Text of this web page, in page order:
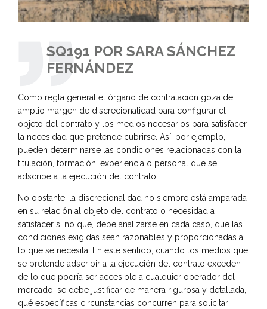
SQ191 POR SARA SÁNCHEZ
FERNÁNDEZ
Como regla general el órgano de contratación goza de
amplio margen de discrecionalidad para configurar el
objeto del contrato y los medios necesarios para satisfacer
la necesidad que pretende cubrirse. Así, por ejemplo,
pueden determinarse las condiciones relacionadas con la
titulación, formación, experiencia o personal que se
adscribe a la ejecución del contrato.
No obstante, la discrecionalidad no siempre está amparada
en su relación al objeto del contrato o necesidad a
satisfacer si no que, debe analizarse en cada caso, que las
condiciones exigidas sean razonables y proporcionadas a
lo que se necesita. En este sentido, cuando los medios que
se pretende adscribir a la ejecución del contrato exceden
de lo que podría ser accesible a cualquier operador del
mercado, se debe justificar de manera rigurosa y detallada,
qué específicas circunstancias concurren para solicitar